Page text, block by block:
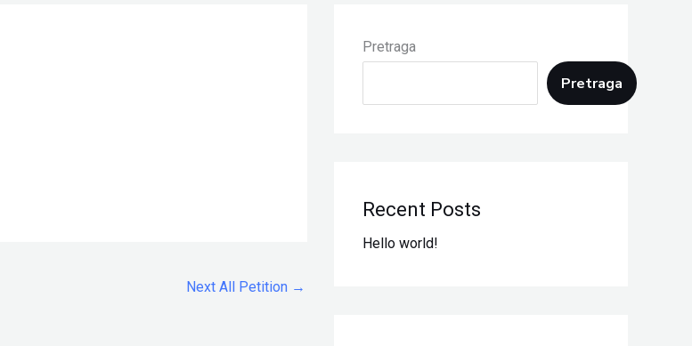
Next All Petition →
Pretraga
Pretraga
Recent Posts
Hello world!